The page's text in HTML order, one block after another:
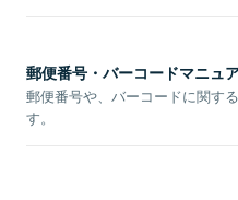
郵便番号・バーコードマニュ
郵便番号や、バーコードに関す
す。